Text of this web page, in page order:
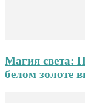
Магия света:
белом золоте